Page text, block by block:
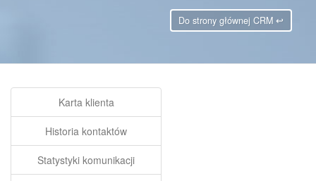
Do strony głównej CRM ↩
Karta klienta
Historia kontaktów
Statystyki komunikacji